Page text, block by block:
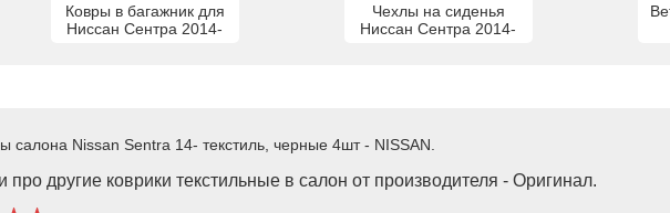
Ковры в багажник для
Ниссан Сентра 2014-
Чехлы на сиденья
Ниссан Сентра 2014-
салона Nissan Sentra 14- текстиль, черные 4шт - NISSAN.
другие коврики текстильные в салон от производителя - Оригинал.